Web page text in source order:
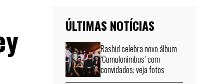
ÚLTIMAS NOTÍCIAS
Rashid celebra novo álbum
‘Cumulonimbus’ com
convidados; veja fotos